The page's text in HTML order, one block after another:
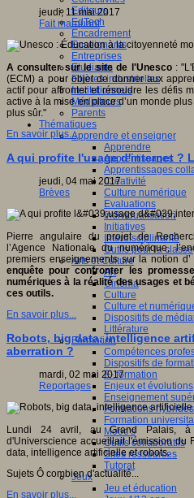
Editeurs
EdTech
Encadrement
Enseignants
Entreprises
Etudiants
Filières industrielles
Institutionnels
Médiateurs
Parents
Thématiques
Apprendre et enseigner
Apprendre
Apprentissages
Apprentissages
Créativité
Culture numérique
Evaluations
Individualisation
Initiatives
Interdisciplinarité
Outils pour la classe
Arts et Culture
Art
Cinéma
Culture
Culture et
Dispositifs de
Littérature
Formation
Compétences
Dispositifs de
E- formation
Enjeux et évolutions
Enseignement
Formations hybrides
Formation
Mooc’s
Outils collaboratifs
Sites ressources
Tutorat
Jeux
Jeu et éducation
jeudi, 11 mai 2017
Fait marquant
A consulter sur le site de l'Unesco:
(ECM) a pour objet de donner aux
actif pour affronter et résoudre les défis
active à la mise en place d’un monde
plus sûr."
En savoir plus...
A qui profite l'usage d'internet ?
jeudi, 04 mai 2017
Brèves
Pierre angulaire du projet de
l’Agence Nationale du numérique,
premiers enseignements sur la notion
enquête pour confronter les
numériques à la réalité des usages et
ces outils.
En savoir plus...
Robots, big data, intelligence
aberration ?
mardi, 02 mai 2017
Reportages
Lundi 24 avril, au Grand Palais, à
d'Universcience accueillait l'émission du
data, intelligence artificielle et robots.
Sujets Ô combien d'actualité...
En savoir plus...